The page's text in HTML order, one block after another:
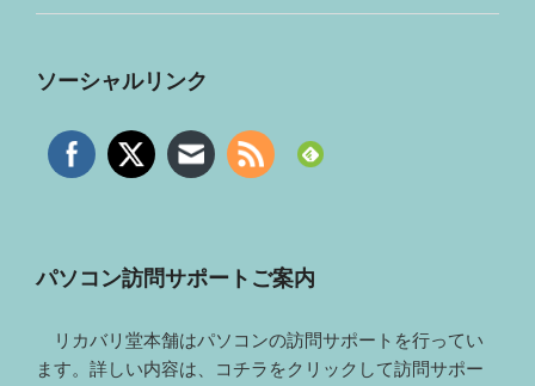
ソーシャルリンク
パソコン訪問サポートご案内
リカバリ堂本舗はパソコンの訪問サポートを行ってい
ます。詳しい内容は、コチラをクリックして訪問サポー